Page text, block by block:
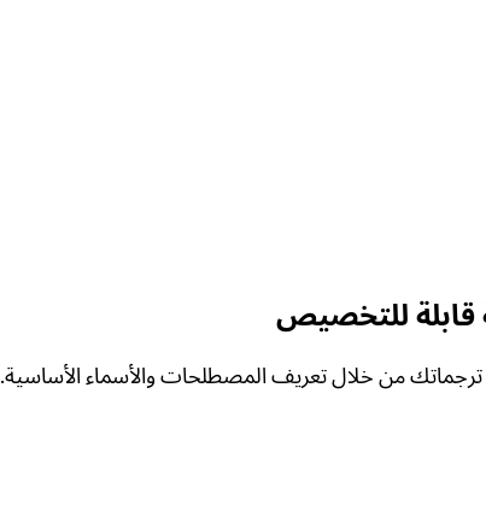
للتخصيص
من خلال تعريف المصطلحات والأسماء الأساسية.